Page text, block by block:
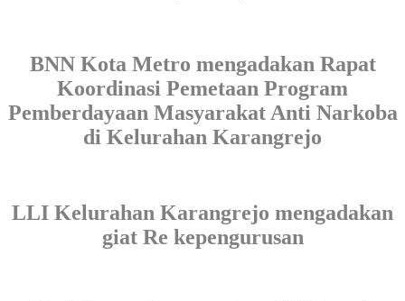
BNN Kota Metro mengadakan Rapat
Koordinasi Pemetaan Program
Pemberdayaan Masyarakat Anti Narkoba
di Kelurahan Karangrejo
LLI Kelurahan Karangrejo mengadakan
giat Re kepengurusan